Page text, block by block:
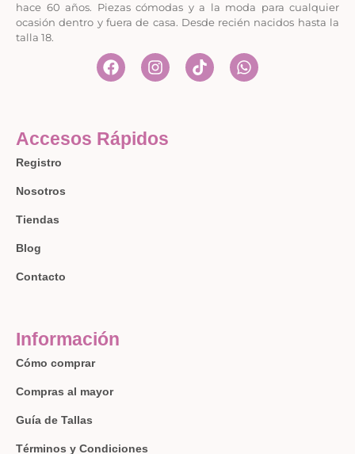
hace 60 años. Piezas cómodas y a la moda para cualquier
ocasión dentro y fuera de casa. Desde recién nacidos hasta la
talla 18.
Accesos Rápidos
Registro
Nosotros
Tiendas
Blog
Contacto
Información
Cómo comprar
Compras al mayor
Guía de Tallas
Términos y Condiciones